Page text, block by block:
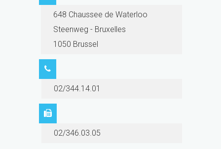
648 Chaussee de Waterloo
Steenweg - Bruxelles
1050 Brussel
02/344.14.01
02/346.03.05